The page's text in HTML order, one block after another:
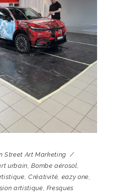
Street Art Marketing
urbain,Bombe aérosol,
, Créativité, eazy one,
artistique, Fresques